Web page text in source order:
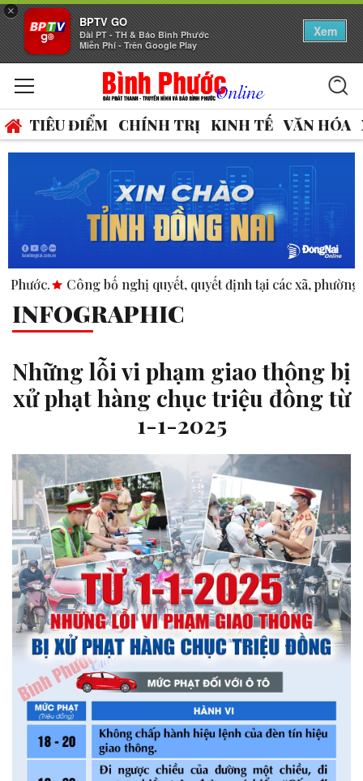
×
BPTV GO
Đài PT - TH & Báo Bình Phước
Miễn Phí - Trên Google Play
Xem
TIÊU ĐIỂM CHÍNH TRỊ KINH TẾ VĂN HÓA
bố nghị quyết, quyết định tại các xã, phường. ASEAN
INFOGRAPHIC
Những lỗi vi phạm giao thông bị
xử phạt hàng chục triệu đồng từ
1-1-2025